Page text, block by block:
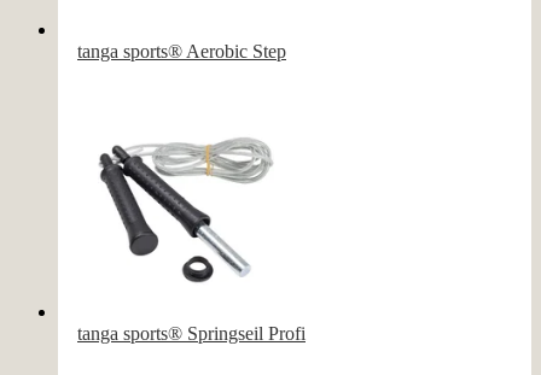
tanga sports® Aerobic Step
tanga sports® Springseil Profi